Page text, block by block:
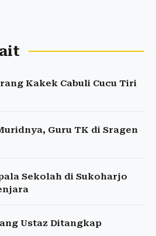
Kakek Cabuli Cucu Tiri
Guru TK di Sragen
Sekolah di Sukoharjo
Ustaz Ditangkap